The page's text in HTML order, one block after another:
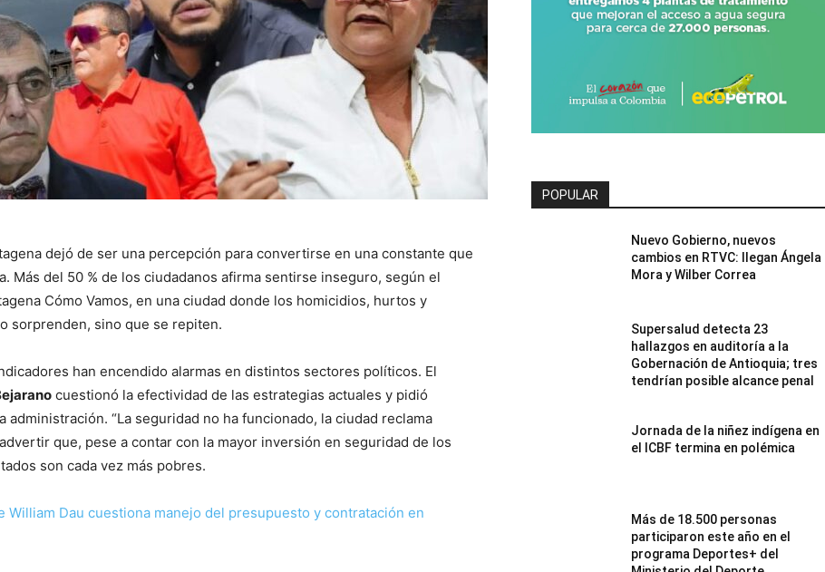
dejó de ser una percepción para convertirse en una constante que
Más del 50 % de los ciudadanos afirma sentirse inseguro, según el
Cómo Vamos, en una ciudad donde los homicidios, hurtos y
sorprenden, sino que se repiten.
han encendido alarmas en distintos sectores políticos. El
cuestionó la efectividad de las estrategias actuales y pidió
administración. “La seguridad no ha funcionado, la ciudad reclama
que, pese a contar con la mayor inversión en seguridad de los
son cada vez más pobres.
William Dau cuestiona manejo del presupuesto y contratación en
POPULAR
Nuevo Gobierno, nuevos
cambios en RTVC: llegan Ángela
Mora y Wilber Correa
Supersalud detecta 23
hallazgos en auditoría a la
Gobernación de Antioquia; tres
tendrían posible alcance penal
Jornada de la niñez indígena en
el ICBF termina en polémica
Más de 18.500 personas
participaron este año en el
programa Deportes+ del